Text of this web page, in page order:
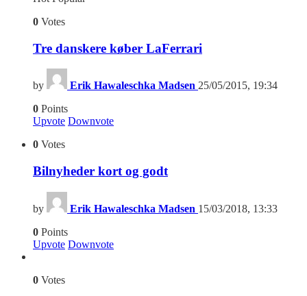
0 Votes
Tre danskere køber LaFerrari
by Erik Hawaleschka Madsen 25/05/2015, 19:34
0 Points
Upvote Downvote
0 Votes
Bilnyheder kort og godt
by Erik Hawaleschka Madsen 15/03/2018, 13:33
0 Points
Upvote Downvote
0 Votes